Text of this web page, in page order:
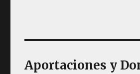
Aportaciones y